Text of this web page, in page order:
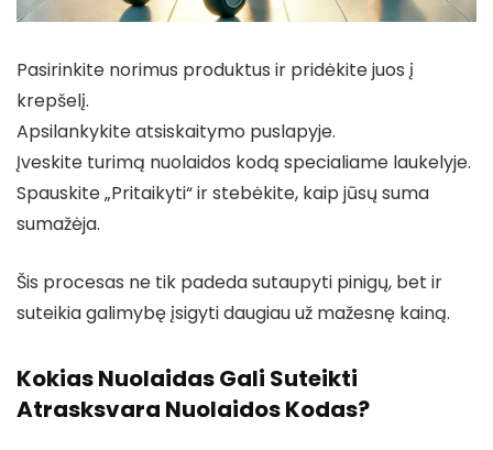
Pasirinkite norimus produktus ir pridėkite juos į
krepšelį.
Apsilankykite atsiskaitymo puslapyje.
Įveskite turimą nuolaidos kodą specialiame laukelyje.
Spauskite „Pritaikyti“ ir stebėkite, kaip jūsų suma
sumažėja.
Šis procesas ne tik padeda sutaupyti pinigų, bet ir
suteikia galimybę įsigyti daugiau už mažesnę kainą.
Kokias Nuolaidas Gali Suteikti
Atrasksvara Nuolaidos Kodas?